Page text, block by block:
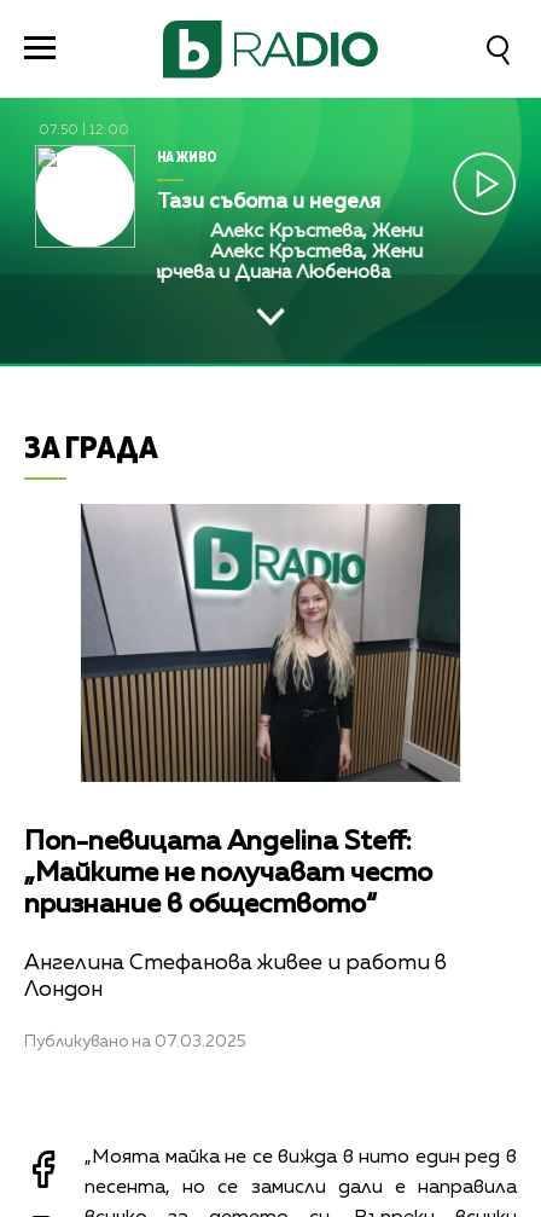
07:50 12:00
НА ЖИВО
Тази събота и неделя
Любенова
Алекс Кръстева, Жени Марчева и
Любенова
Алекс Кръстева, Жени Марчева и
Жени Марчева и Диана Любенова
Алекс
ЗА ГРАДА
Поп-певицата Angelina Steff:
„Майките не получават често
признание в обществото“
Ангелина Стефанова живее и работи в
Лондон
Публикувано на 07.03.2025
„Моята майка не се вижда в нито един ред в
песента, но се замисли дали е направила